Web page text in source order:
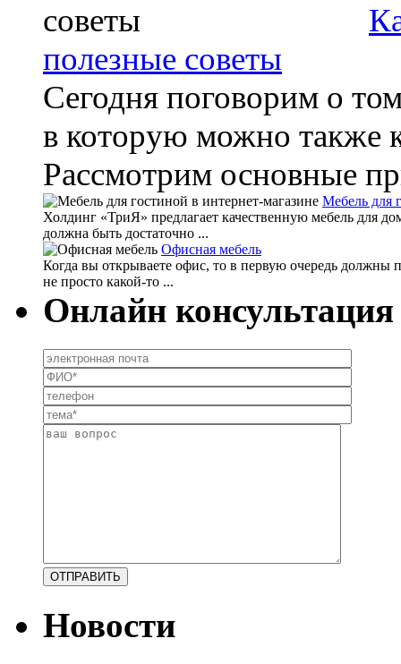
полезные советы
Сегодня поговорим о
в которую можно также
Рассмотрим основные
Мебель для
Холдинг «ТриЯ» предлагает качественную мебель для
должна быть достаточно ...
Офисная мебель
Когда вы открываете офис, то в первую очередь должны
не просто какой-то ...
Онлайн консультация
Новости